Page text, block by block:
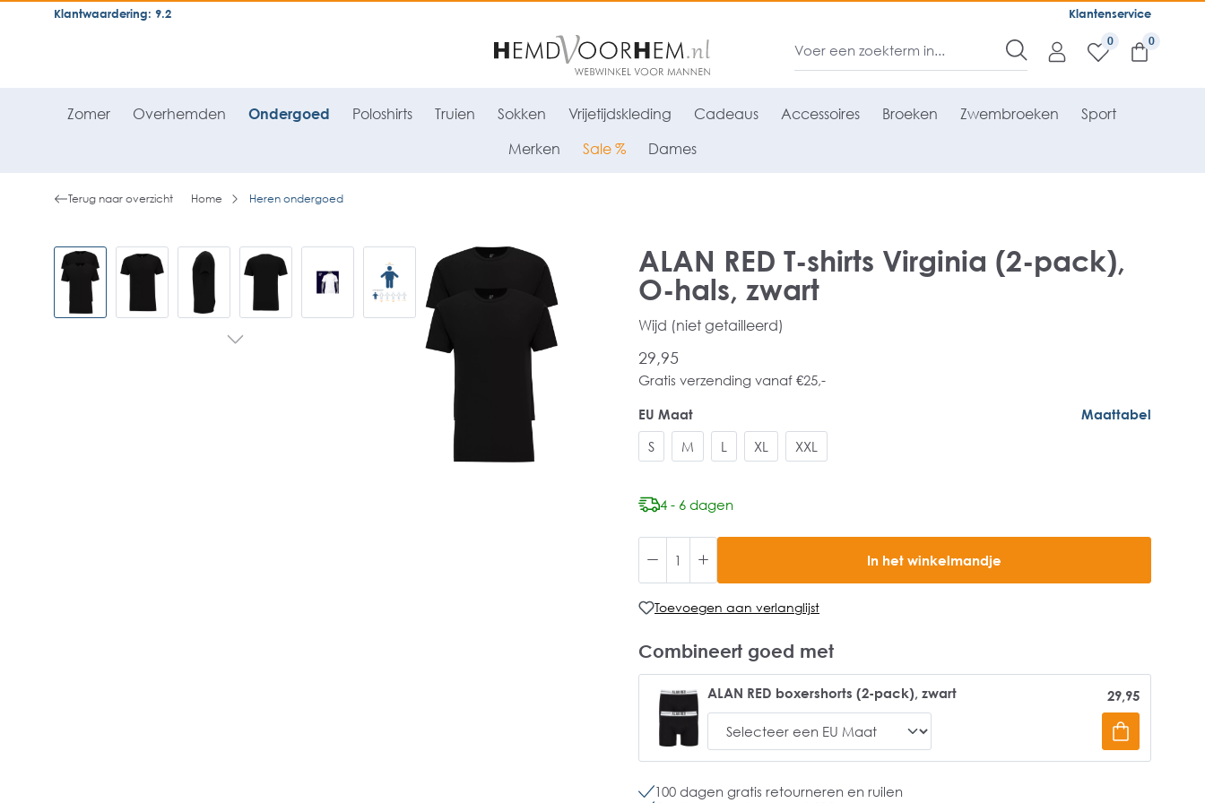
general.skipToNavigation Klantenservice
Klantwaardering: 9.2
0
Zomer Overhemden Ondergoed Poloshirts Truien Sokken Vrijetijdskleding Cadeaus Accessoires Broeken Zwembroeken Sport
Merken Sale % Dames
Terug naar overzicht Home Heren ondergoed
ALAN RED T-shirts Virginia (2-pack),
O-hals, zwart
Wijd (niet getailleerd)
29,95
Gratis verzending vanaf €25,-
EU Maat
Maattabel
S
M L XL XXL
4 - 6 dagen
In het winkelmandje
Toevoegen aan verlanglijst
Combineert goed met
ALAN RED boxershorts (2-pack), zwart 29,95
100 dagen gratis retourneren en ruilen